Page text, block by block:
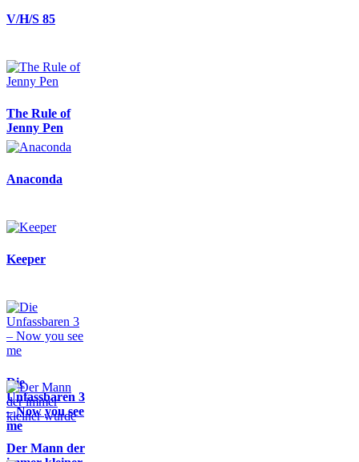
V/H/S 85
The Rule of
Jenny Pen
Anaconda
Keeper
Die
Unfassbaren 3
– Now you see
me
Der Mann der